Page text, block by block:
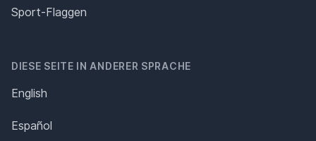
Sport-Flaggen
DIESE SEITE IN ANDERER SPRACHE
English
Español